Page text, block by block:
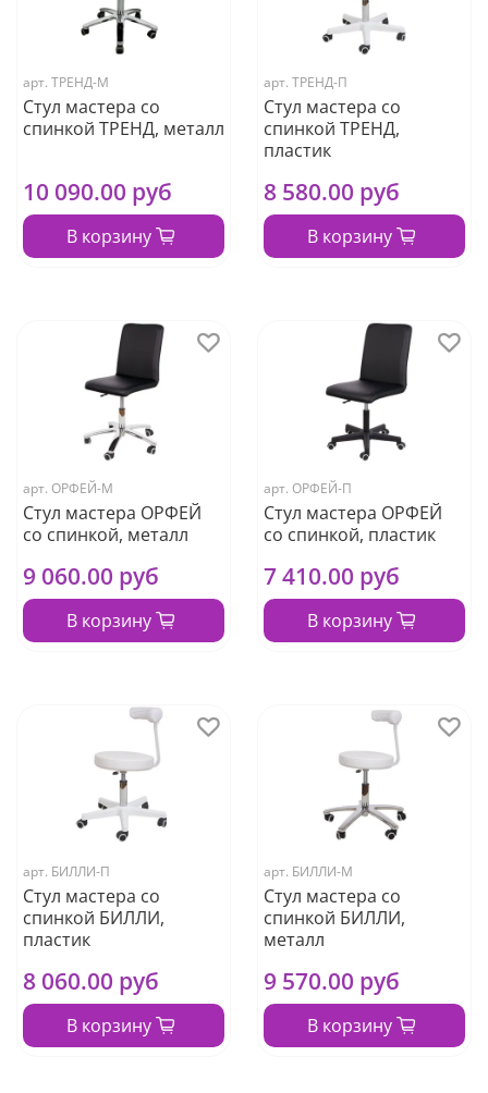
арт. ТРЕНД-М
Стул мастера со
спинкой ТРЕНД, металл
10 090.00 руб
В корзину
арт. ТРЕНД-П
Стул мастера со
спинкой ТРЕНД,
пластик
8 580.00 руб
В корзину
арт. ОРФЕЙ-М
Стул мастера ОРФЕЙ
со спинкой, металл
9 060.00 руб
В корзину
арт. ОРФЕЙ-П
Стул мастера ОРФЕЙ
со спинкой, пластик
7 410.00 руб
В корзину
арт. БИЛЛИ-П
Стул мастера со
спинкой БИЛЛИ,
пластик
8 060.00 руб
В корзину
арт. БИЛЛИ-М
Стул мастера со
спинкой БИЛЛИ,
металл
9 570.00 руб
В корзину